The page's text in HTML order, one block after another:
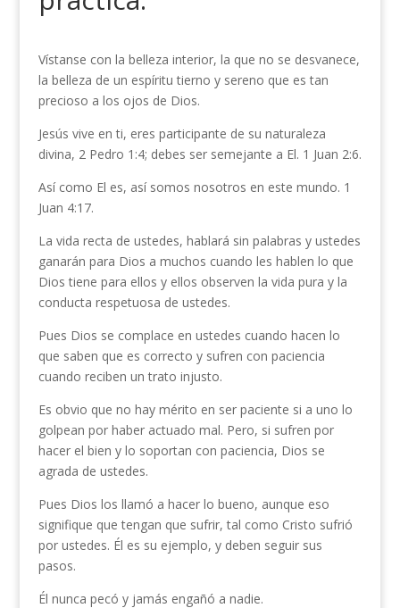
Vístanse con la belleza interior, la que no se desvanece,
la belleza de un espíritu tierno y sereno que es tan
precioso a los ojos de Dios.
Jesús vive en ti, eres participante de su naturaleza
divina, 2 Pedro 1:4; debes ser semejante a El. 1 Juan 2:6.
Así como El es, así somos nosotros en este mundo. 1
Juan 4:17.
La vida recta de ustedes, hablará sin palabras y ustedes
ganarán para Dios a muchos cuando les hablen lo que
Dios tiene para ellos y ellos observen la vida pura y la
conducta respetuosa de ustedes.
Pues Dios se complace en ustedes cuando hacen lo
que saben que es correcto y sufren con paciencia
cuando reciben un trato injusto.
Es obvio que no hay mérito en ser paciente si a uno lo
golpean por haber actuado mal. Pero, si sufren por
hacer el bien y lo soportan con paciencia, Dios se
agrada de ustedes.
Pues Dios los llamó a hacer lo bueno, aunque eso
signifique que tengan que sufrir, tal como Cristo sufrió
por ustedes. Él es su ejemplo, y deben seguir sus
pasos.
Él nunca pecó y jamás engañó a nadie.